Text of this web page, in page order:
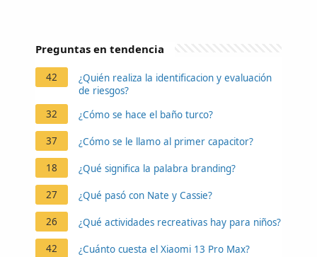
Preguntas en tendencia
42
¿Quién realiza la identificacion y evaluación
de riesgos?
32
¿Cómo se hace el baño turco?
37 ¿Cómo se le llamo al primer capacitor?
18 ¿Qué significa la palabra branding?
27 ¿Qué pasó con Nate y Cassie?
26 ¿Qué actividades recreativas hay para niños?
42 ¿Cuánto cuesta el Xiaomi 13 Pro Max?